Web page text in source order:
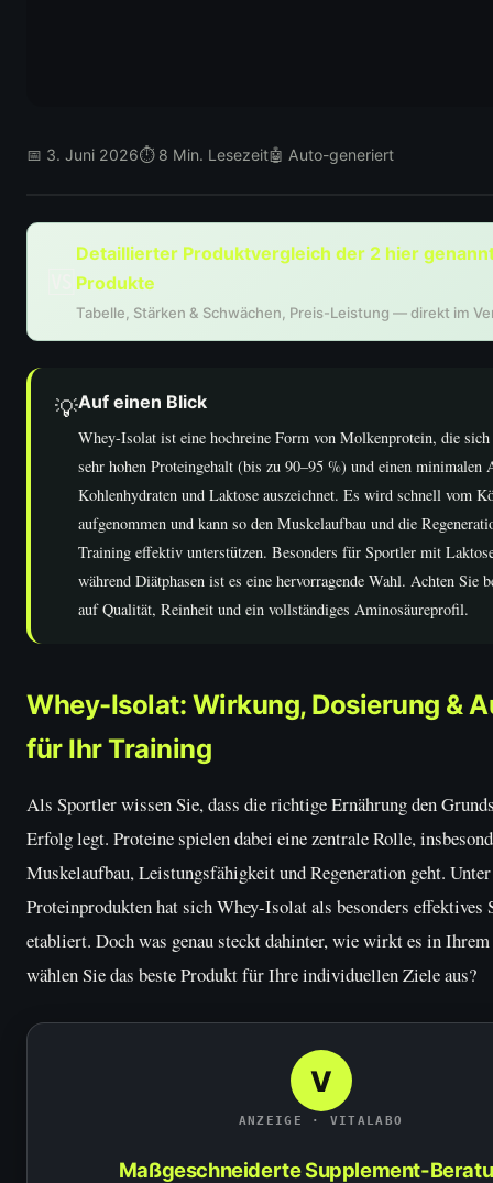
📅 3. Juni 2026⏱ 8 Min. Lesezeit🤖 Auto-generiert
Detaillierter Produktvergleich der 2 hier
Produkte
Tabelle, Stärken & Schwächen, Preis-Leistung — direkt im
💡Auf einen Blick
Whey-Isolat ist eine hochreine Form von Molkenprotein, die sich
sehr hohen Proteingehalt (bis zu 90–95 %) und einen minimalen
Kohlenhydraten und Laktose auszeichnet. Es wird schnell vom
aufgenommen und kann so den Muskelaufbau und die
Training effektiv unterstützen. Besonders für Sportler mit
während Diätphasen ist es eine hervorragende Wahl. Achten Sie
auf Qualität, Reinheit und ein vollständiges Aminosäureprofil.
Whey-Isolat: Wirkung, Dosierung &
für Ihr Training
Als Sportler wissen Sie, dass die richtige Ernährung den
Erfolg legt. Proteine spielen dabei eine zentrale Rolle,
Muskelaufbau, Leistungsfähigkeit und Regeneration geht.
Proteinprodukten hat sich Whey-Isolat als besonders effektives
etabliert. Doch was genau steckt dahinter, wie wirkt es in
wählen Sie das beste Produkt für Ihre individuellen Ziele aus?
V
ANZEIGE · VITALABO
Maßgeschneiderte Supplement-